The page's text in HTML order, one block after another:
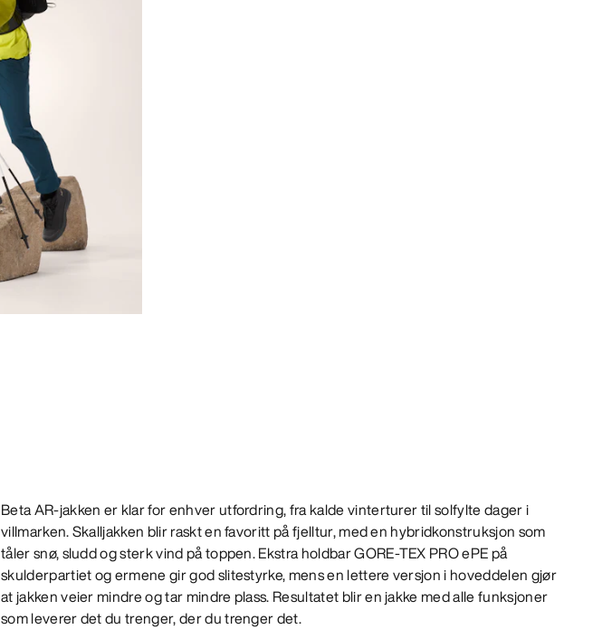
Beta AR-jakken er klar for enhver utfordring, fra kalde vinterturer til solfylte dager i
villmarken. Skalljakken blir raskt en favoritt på fjelltur, med en hybridkonstruksjon som
tåler snø, sludd og sterk vind på toppen. Ekstra holdbar GORE-TEX PRO ePE på
skulderpartiet og ermene gir god slitestyrke, mens en lettere versjon i hoveddelen gjør
at jakken veier mindre og tar mindre plass. Resultatet blir en jakke med alle funksjoner
som leverer det du trenger, der du trenger det.